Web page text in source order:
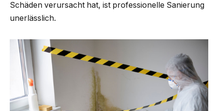
Schäden verursacht hat, ist professionelle Sanierung
unerlässlich.